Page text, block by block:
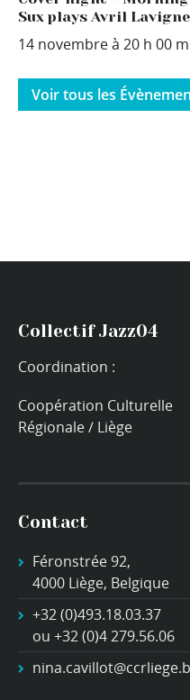
Sux plays Avril Lavigne
14 novembre à 20 h 00
Voir tous les
Collectif Jazz04
Coordination :
Coopération Culturelle
Régionale / Liège
Contact
Féronstrée 92,
4000 Liège, Belgique
+32 (0)493.18.03.37
ou +32 (0)4 279.56.06